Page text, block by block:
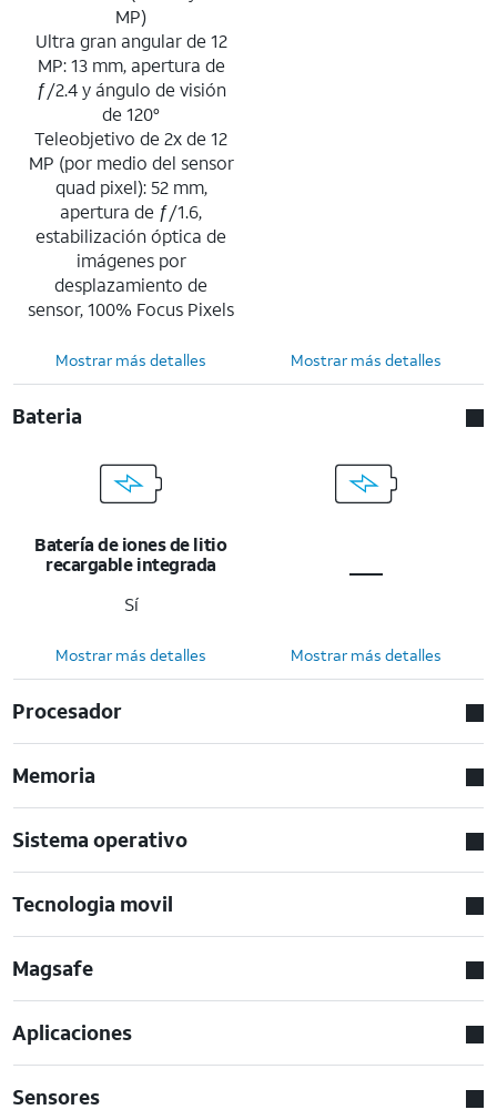
MP)
Ultra gran angular de 12
MP: 13 mm, apertura de
ƒ/2.4 y ángulo de visión
de 120°
Teleobjetivo de 2x de 12
MP (por medio del sensor
quad pixel): 52 mm,
apertura de ƒ/1.6,
estabilización óptica de
imágenes por
desplazamiento de
sensor, 100% Focus Pixels
Mostrar más detalles Mostrar más detalles
Bateria
Batería de iones de litio
recargable integrada
Sí
Mostrar más detalles Mostrar más detalles
Procesador
Memoria
Sistema operativo
Tecnologia movil
Magsafe
Aplicaciones
Sensores